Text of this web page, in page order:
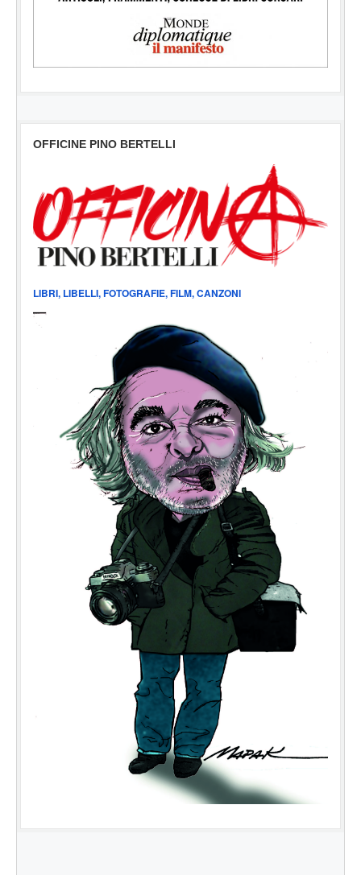
OFFICINE PINO BERTELLI
LIBRI, LIBELLI, FOTOGRAFIE, FILM, CANZONI